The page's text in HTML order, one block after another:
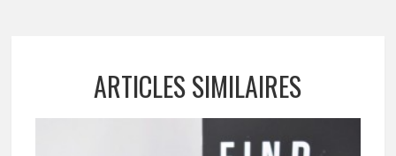
ARTICLES SIMILAIRES